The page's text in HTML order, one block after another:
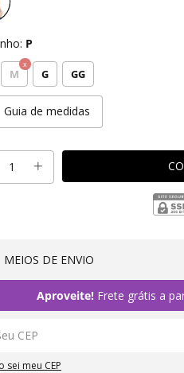
P
M G GG
Guia de medidas
MEIOS DE ENVIO
Aproveite!Frete grátis a
sei meu CEP